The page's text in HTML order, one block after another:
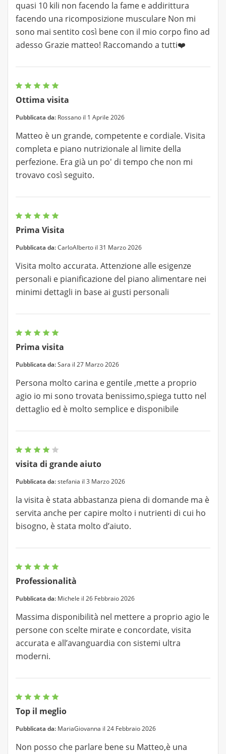
quasi 10 kili non facendo la fame e addirittura
facendo una ricomposizione musculare Non mi
sono mai sentito così bene con il mio corpo fino ad
adesso Grazie matteo! Raccomando a tutti❤️
Ottima visita
Pubblicata da: Rossano il 1 Aprile 2026
Matteo è un grande, competente e cordiale. Visita
completa e piano nutrizionale al limite della
perfezione. Era già un po' di tempo che non mi
trovavo così seguito.
Prima Visita
Pubblicata da:CarloAlberto il 31 Marzo 2026
Visita molto accurata. Attenzione alle esigenze
personali e pianificazione del piano alimentare nei
minimi dettagli in base ai gusti personali
Prima visita
Pubblicata da:Sara il 27 Marzo 2026
Persona molto carina e gentile ,mette a proprio
agio io mi sono trovata benissimo,spiega tutto nel
dettaglio ed è molto semplice e disponibile
visita di grande aiuto
Pubblicata da:stefania il 3 Marzo 2026
la visita è stata abbastanza piena di domande ma è
servita anche per capire molto i nutrienti di cui ho
bisogno, è stata molto d’aiuto.
Professionalità
Pubblicata da: Michele il 26 Febbraio 2026
Massima disponibilità nel mettere a proprio agio le
persone con scelte mirate e concordate, visita
accurata e all’avanguardia con sistemi ultra
moderni.
Top il meglio
Pubblicata da: MariaGiovanna il 24 Febbraio 2026
Non posso che parlare bene su Matteo,è una